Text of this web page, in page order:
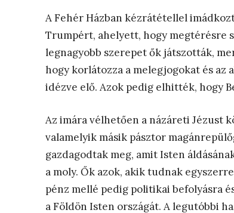
A Fehér Házban kézrátétellel
Trumpért, ahelyett, hogy megtérésre
legnagyobb szerepet ők játszották,
hogy korlátozza a melegjogokat és az
idézve elő. Azok pedig elhitték, hogy
Az imára vélhetően a názáreti Jézust
valamelyik másik pásztor
gazdagodtak meg, amit Isten
a moly. Ők azok, akik tudnak
pénz mellé pedig politikai befolyásra
a Földön Isten országát. A legutóbbi